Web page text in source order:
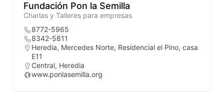
Fundación Pon la Semilla
Charlas y Talleres para empresas
8772-5965
8342-5811
Heredia, Mercedes Norte, Residencial el Pino, casa
E11
Central, Heredia
www.ponlasemilla.org